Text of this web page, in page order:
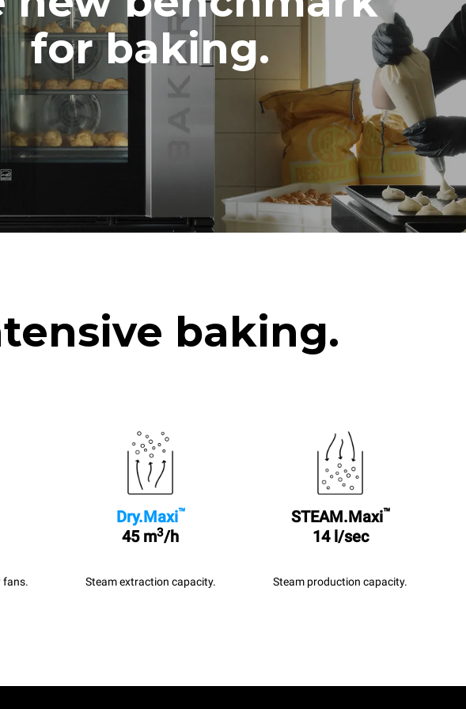
CO2-uitstoot
Geschat op
oven (300
De schatting omvat alleen de directe
emissies die door de oven worden
geproduceerd. Indirecte emissies zijn
afhankelijk van de energiemix van het
elektriciteitsnet waarop de oven is
aangesloten; deze laatste kunnen worden
geëlimineerd door te kiezen voor energie
uit hernieuwbare bronnen.
6 lichte
20%)
1 volle
3 volle
2 uur lege
for baking.
baking.
fans.
Dry.Maxi™
45 m3/h
Steam extraction capacity.
STEAM.Maxi™
14 l/sec
Steam production capacity.